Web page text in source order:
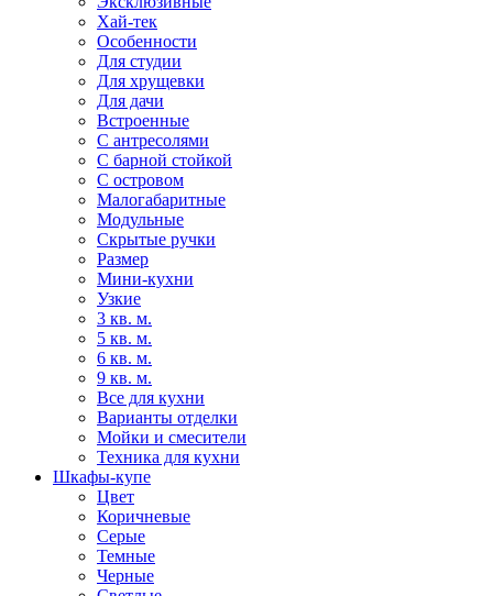
Хай-тек
Особенности
Для студии
Для хрущевки
Для дачи
Встроенные
С антресолями
С барной стойкой
С островом
Малогабаритные
Модульные
Скрытые ручки
Размер
Мини-кухни
Узкие
3 кв. м.
5 кв. м.
6 кв. м.
9 кв. м.
Все для кухни
Варианты отделки
Мойки и смесители
Техника для кухни
Шкафы-купе
Цвет
Коричневые
Серые
Темные
Черные